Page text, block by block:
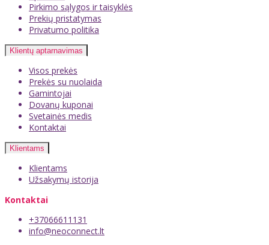
Pirkimo sąlygos ir taisyklės
Prekių pristatymas
Privatumo politika
Klientų aptarnavimas
Visos prekės
Prekės su nuolaida
Gamintojai
Dovanų kuponai
Svetainės medis
Kontaktai
Klientams
Klientams
Užsakymų istorija
Kontaktai
+37066611131
info@neoconnect.lt